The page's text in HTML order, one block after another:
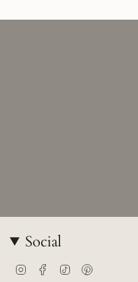
Social
InstagramFacebook
TikTok